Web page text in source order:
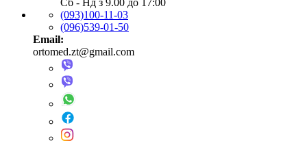
Сб - Нд з 9.00 до 17:00
(093)100-11-03
(096)539-01-50
Email:
ortomed.zt@gmail.com